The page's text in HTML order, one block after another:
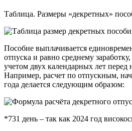
Таблица. Размеры «декретных»
Пособие выплачивается
отпуска и равно среднему
учетом двух календарных лет перед
Например, расчет по отпускным,
года делается следующим образом:
*731 день – так как 2024 год